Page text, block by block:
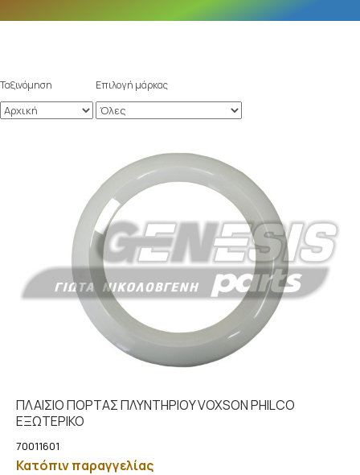
Ταξινόμηση Επιλογή μάρκας
ΠΛΑΙΣΙΟ ΠΟΡΤΑΣ ΠΛΥΝΤΗΡΙΟY VOXSON PHILCO
ΕΞΩΤΕΡΙΚΟ
70011601
Κατόπιν παραγγελίας